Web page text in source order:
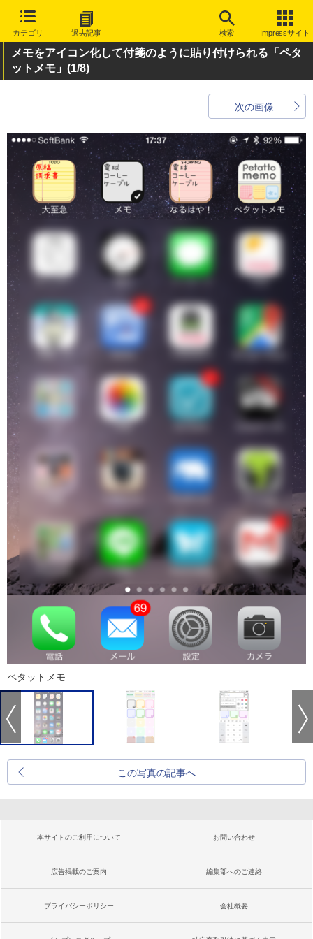
カテゴリ 過去記事 検索 Impressサイト
メモをアイコン化して付箋のように貼り付けられる「ペタ
ットメモ」 (1/8)
次の画像
ペタットメモ
この写真の記事へ
本サイトのご利用について お問い合わせ
広告掲載のご案内 編集部へのご連絡
プライバシーポリシー 会社概要